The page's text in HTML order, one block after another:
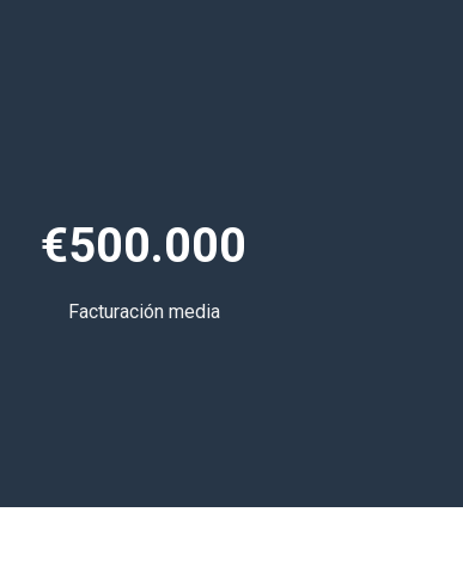
€500.000
Facturación media